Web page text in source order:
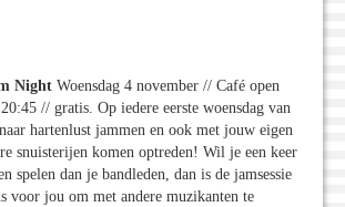
Night Woensdag 4 november // Café open
// gratis. Op iedere eerste woensdag van
hartenlust jammen en ook met jouw eigen
snuisterijen komen optreden! Wil je een keer
spelen dan je bandleden, dan is de jamsessie
voor jou om met andere muzikanten te